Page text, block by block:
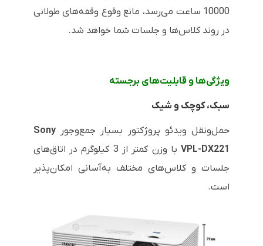
10000 ساعت می‌رسد، مانع وقوع وقفه‌های طولانی
در روند کلاس‌ها و جلسات شما خواهد شد.
ویژگی‌ها و قابلیت‌های برجسته
سبک، کوچک و شیک
حمل‌ونقل ویدئو پروژکتور بسیار جمع‌وجورSony
VPL-DX221
با وزن کمتر از 3 کیلوگرم در اتاق‌های
جلسات و کلاس‌های مختلف به‌آسانی امکان‌پذیر
است.